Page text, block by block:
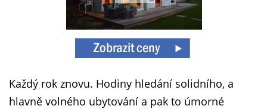
Každý rok znovu. Hodiny hledání solidního, a
hlavně volného ubytování a pak to úmorné